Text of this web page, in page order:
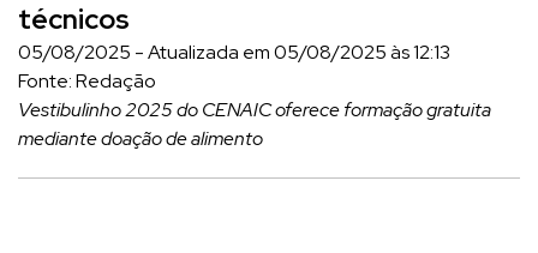
técnicos
05/08/2025 - Atualizada em 05/08/2025 às 12:13
Fonte: Redação
Vestibulinho 2025 do CENAIC oferece formação gratuita
mediante doação de alimento